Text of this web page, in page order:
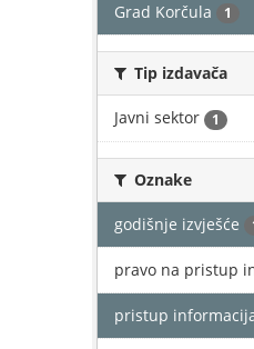
Grad Korčula 1
Tip izdavača
Javni sektor 1
Oznake
godišnje izvješće
pravo na pristup
pristup